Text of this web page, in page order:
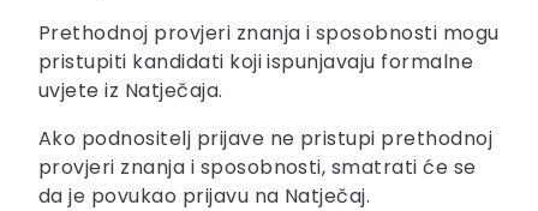
Prethodnoj provjeri znanja i sposobnosti mogu
pristupiti kandidati koji ispunjavaju formalne
uvjete iz Natječaja.
Ako podnositelj prijave ne pristupi prethodnoj
provjeri znanja i sposobnosti, smatrati će se
da je povukao prijavu na Natječaj.